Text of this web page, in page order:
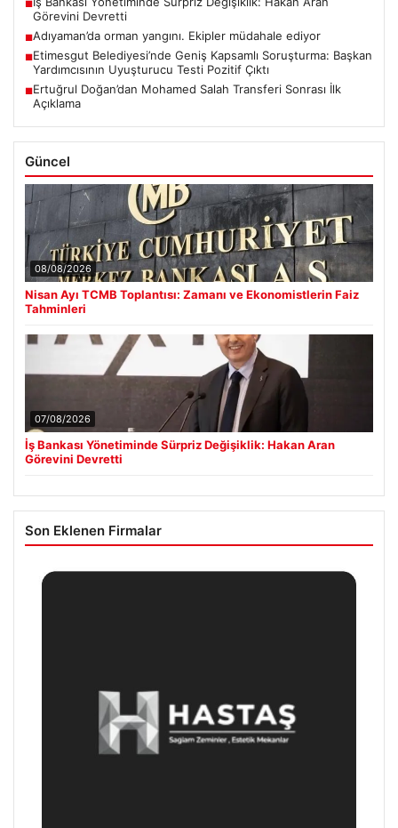
■
Görevini Devretti
■Adıyaman’da orman yangını. Ekipler müdahale ediyor
■Etimesgut Belediyesi’nde Geniş Kapsamlı Soruşturma: Başkan
Yardımcısının Uyuşturucu Testi Pozitif Çıktı
■Ertuğrul Doğan’dan Mohamed Salah Transferi Sonrası İlk
Açıklama
Güncel
08/08/2026
Nisan Ayı TCMB Toplantısı: Zamanı ve Ekonomistlerin Faiz
Tahminleri
07/08/2026
İş Bankası Yönetiminde Sürpriz Değişiklik: Hakan Aran
Görevini Devretti
Son Eklenen Firmalar